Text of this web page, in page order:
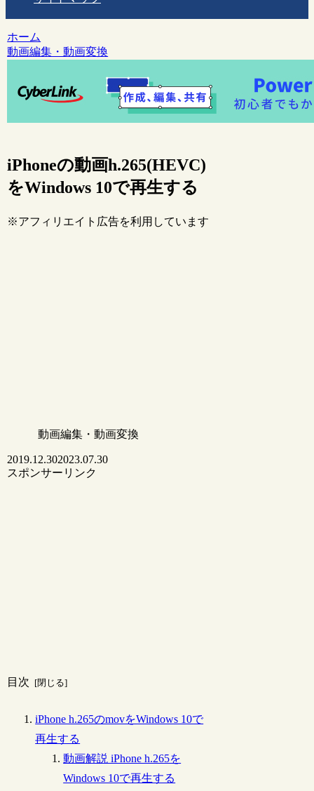
ホーム
動画編集・動画変換
iPhoneの動画h.265(HEVC)
をWindows 10で再生する
※アフィリエイト広告を利用しています
動画編集・動画変換
2019.12.302023.07.30
スポンサーリンク
目次
iPhone h.265のmovをWindows 10で
再生する
動画解説 iPhone h.265を
Windows 10で再生する